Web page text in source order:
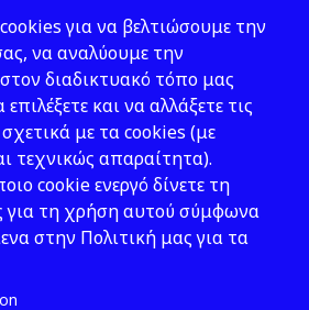
Νομοθεσία
Εκδόσεις
- Εκδηλώσεις
μας
για να βελτιώσουμε την
να αναλύουμε την
διαδικτυακό τόπο μας
και να αλλάξετε τις
με τα cookies (με
τεχνικώς απαραίτητα).
cookie ενεργό δίνετε τη
για τη χρήση αυτού σύμφωνα
στην Πολιτική μας για τα